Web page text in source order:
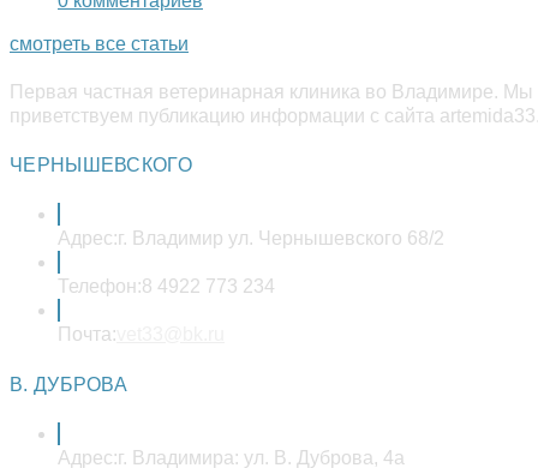
смотреть все статьи
Первая частная ветеринарная клиника во Владимире.
приветствуем публикацию информации с сайта
ЧЕРНЫШЕВСКОГО
Адрес:г. Владимир ул. Чернышевского 68/2
Телефон:8 4922 773 234
Почта:
В. ДУБРОВА
Адрес:г. Владимира: ул. В. Дуброва, 4а